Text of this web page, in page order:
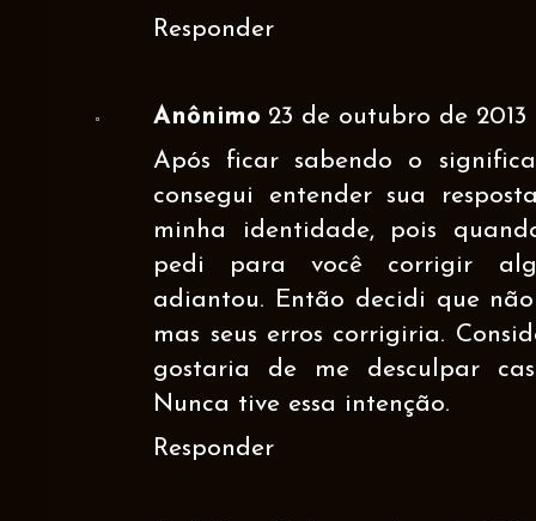
Responder
Anônimo 23 de outubro de 2013
Após ficar sabendo o
consegui entender sua
minha identidade, pois
pedi para você corrigir
adiantou. Então decidi que
mas seus erros corrigiria.
gostaria de me desculpar
Nunca tive essa intenção.
Responder